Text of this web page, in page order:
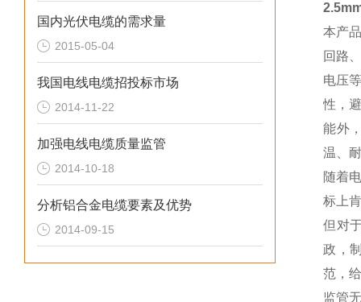
国内光伏电缆的需求量
2015-05-04
我国电线电缆招投标市场
2014-11-22
加强电线电缆质量监管
2014-10-18
分析铝合金电缆要素及优势
2014-09-15
本产
回路
电压
性，
能外
温、
随着
标上
但对
政，
范，
监管